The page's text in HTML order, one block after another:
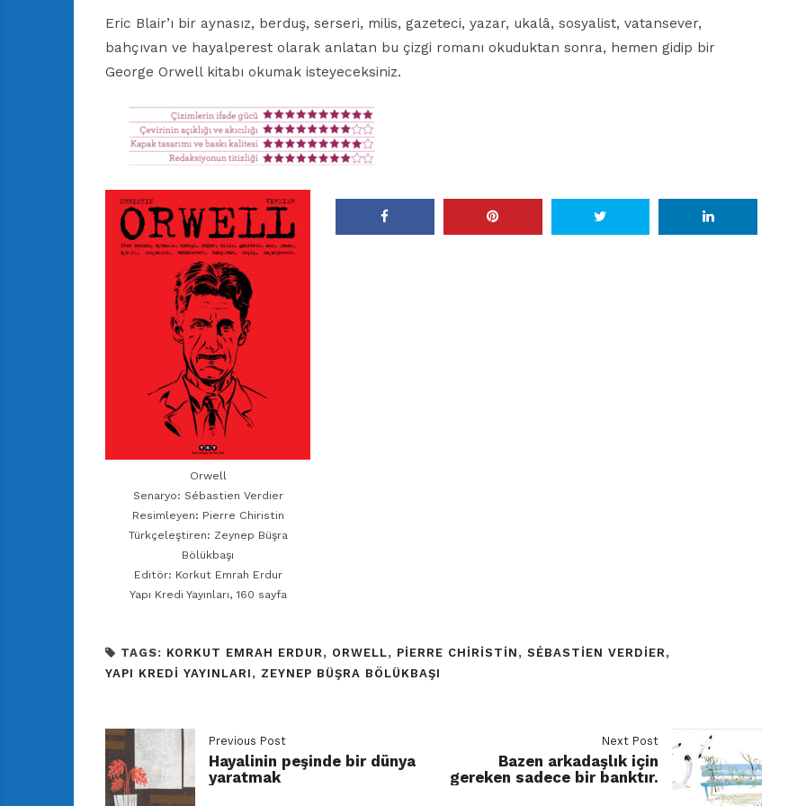
Eric Blair’ı bir aynasız, berduş, serseri, milis, gazeteci, yazar, ukalâ, sosyalist, vatansever,
bahçıvan ve hayalperest olarak anlatan bu çizgi romanı okuduktan sonra, hemen gidip bir
George Orwell kitabı okumak isteyeceksiniz.
Orwell
Senaryo: Sébastien Verdier
Resimleyen: Pierre Chiristin
Türkçeleştiren: Zeynep Büşra
Bölükbaşı
Editör: Korkut Emrah Erdur
Yapı Kredi Yayınları, 160 sayfa
TAGS: KORKUT EMRAH ERDUR, ORWELL, PIERRE CHIRISTIN , SÉBASTIEN VERDIER,
YAPI KREDI YAYINLARI , ZEYNEP BÜŞRA BÖLÜKBAŞI
Previous Post
Hayalinin peşinde bir dünya
yaratmak
Next Post
Bazen arkadaşlık için
gereken sadece bir banktır.